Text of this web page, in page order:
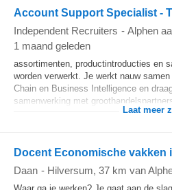
Account Support Specialist -
Independent Recruiters - Alphen
1 maand geleden
assortimenten, productintroducties en
worden verwerkt. Je werkt nauw
Chain en Business Intelligence en
samenwerking met
Laat meer
Docent Economische vakken
Daan - Hilversum, 37 km van